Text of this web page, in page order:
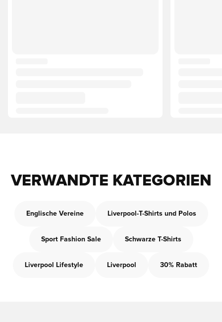
VERWANDTE KATEGORIEN
Englische Vereine Liverpool-T-Shirts und Polos
Sport Fashion Sale Schwarze T-Shirts
Liverpool Lifestyle Liverpool 30% Rabatt